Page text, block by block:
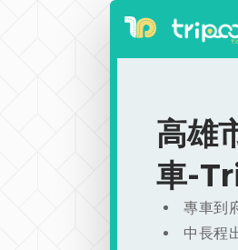
高雄
車-
專車到
中長程